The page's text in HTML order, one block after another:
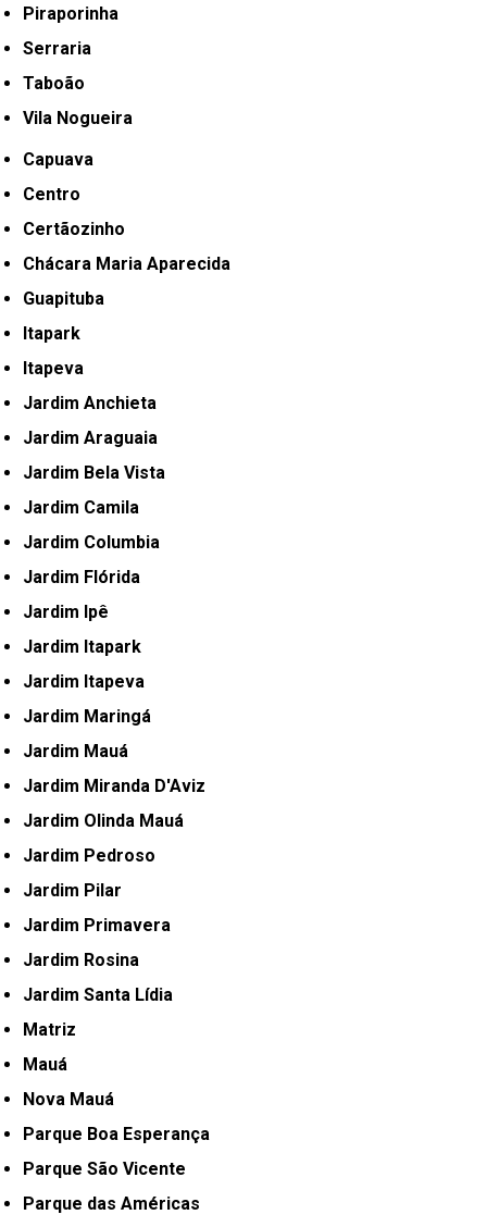
Piraporinha
Serraria
Taboão
Vila Nogueira
Capuava
Centro
Certãozinho
Chácara Maria Aparecida
Guapituba
Itapark
Itapeva
Jardim Anchieta
Jardim Araguaia
Jardim Bela Vista
Jardim Camila
Jardim Columbia
Jardim Flórida
Jardim Ipê
Jardim Itapark
Jardim Itapeva
Jardim Maringá
Jardim Mauá
Jardim Miranda D'Aviz
Jardim Olinda Mauá
Jardim Pedroso
Jardim Pilar
Jardim Primavera
Jardim Rosina
Jardim Santa Lídia
Matriz
Mauá
Nova Mauá
Parque Boa Esperança
Parque São Vicente
Parque das Américas